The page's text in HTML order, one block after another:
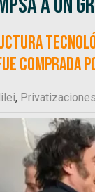
comprada
, Privatizaciones